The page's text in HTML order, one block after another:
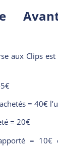
aux Clips
= 40€
= 20€
= 10€